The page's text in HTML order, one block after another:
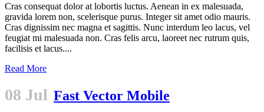
Cras consequat dolor at lobortis luctus. Aenean in ex malesuada,
gravida lorem non, scelerisque purus. Integer sit amet odio mauris.
Cras dignissim nec magna et sagittis. Nunc interdum leo lacus, vel
feugiat mi malesuada non. Cras felis arcu, laoreet nec rutrum quis,
facilisis et lacus....
Read More
08 Jul Fast Vector Mobile